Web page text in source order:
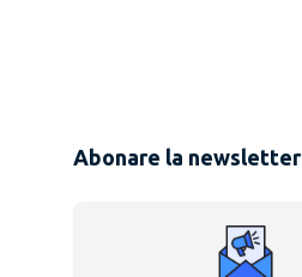
Abonare la newsletter